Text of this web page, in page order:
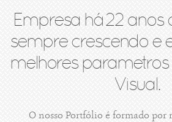
Empresa há 22 anos
sempre crescendo e
melhores
Visual.
O nosso Portfólio é formado por